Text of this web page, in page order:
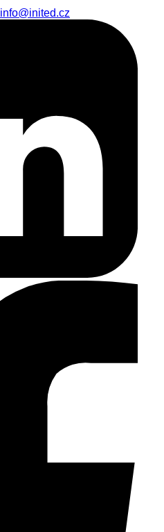
info@inited.cz